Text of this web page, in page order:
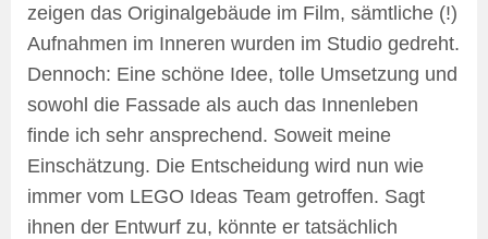
zeigen das Originalgebäude im Film, sämtliche (!)
Aufnahmen im Inneren wurden im Studio gedreht.
Dennoch: Eine schöne Idee, tolle Umsetzung und
sowohl die Fassade als auch das Innenleben
finde ich sehr ansprechend. Soweit meine
Einschätzung. Die Entscheidung wird nun wie
immer vom LEGO Ideas Team getroffen. Sagt
ihnen der Entwurf zu, könnte er tatsächlich